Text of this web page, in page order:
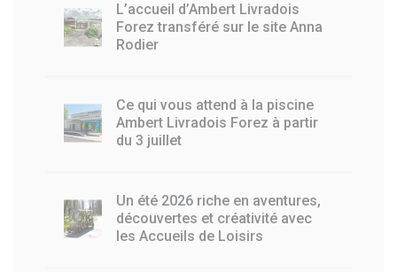
L’accueil d’Ambert Livradois
Forez transféré sur le site Anna
Rodier
Ce qui vous attend à la piscine
Ambert Livradois Forez à partir
du 3 juillet
Un été 2026 riche en aventures,
découvertes et créativité avec
les Accueils de Loisirs